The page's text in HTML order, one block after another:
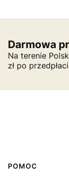
Darmowa
Na terenie
zł po
Linki w
POMOC